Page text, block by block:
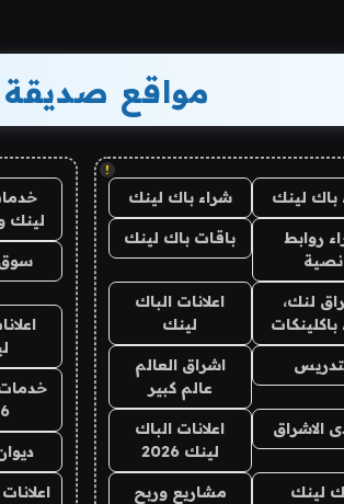
مواقع صديقة
!
باك لينك شراء باك لينك
روابط
نصية
باقات باك لينك
لنك،
اعلانات الباك
لينك
اشراق العالم
عالم كبير
الاشراق
اعلانات الباك
لينك 2026
لينك
مشاريع وربح
لينك
خدمات